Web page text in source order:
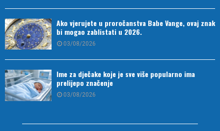
Ako vjerujete u proročanstva Babe Vange, ovaj znak
bi mogao zablistati u 2026.
03/08/2026
Ime za dječake koje je sve više popularno ima
prelijepo značenje
03/08/2026